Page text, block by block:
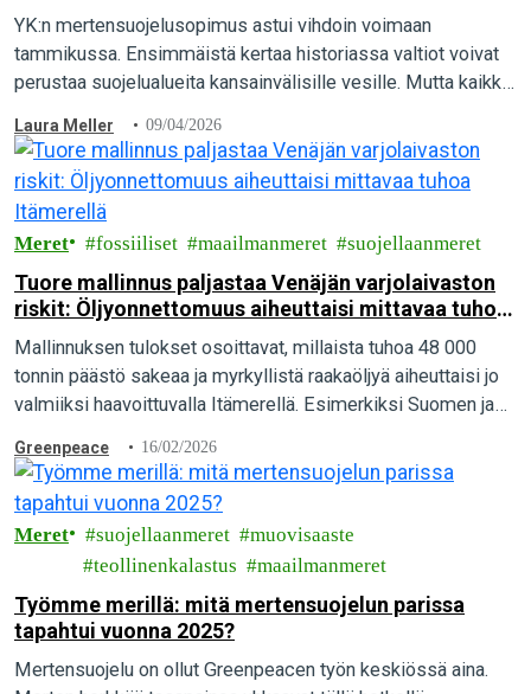
YK:n mertensuojelusopimus astui vihdoin voimaan
tammikussa. Ensimmäistä kertaa historiassa valtiot voivat
perustaa suojelualueita kansainvälisille vesille. Mutta kaikki
Laura Meller 09/04/2026
Meret fossiiliset maailmanmeret suojellaanmeret
Tuore mallinnus paljastaa Venäjän varjolaivaston
riskit: Öljyonnettomuus aiheuttaisi mittavaa tuhoa
Itämerellä
Mallinnuksen tulokset osoittavat, millaista tuhoa 48 000
tonnin päästö sakeaa ja myrkyllistä raakaöljyä aiheuttaisi jo
valmiiksi haavoittuvalla Itämerellä. Esimerkiksi Suomen ja
lukuisilla luonnonsuojelualueilla ja peittäisi Helsingin ja
Espoo edustat öljyyn.
Greenpeace 16/02/2026
Meret suojellaanmeret
muovisaaste
teollinenkalastus
maailmanmeret
Työmme merillä: mitä mertensuojelun parissa
tapahtui vuonna 2025?
Mertensuojelu on ollut Greenpeacen työn keskiössä aina.